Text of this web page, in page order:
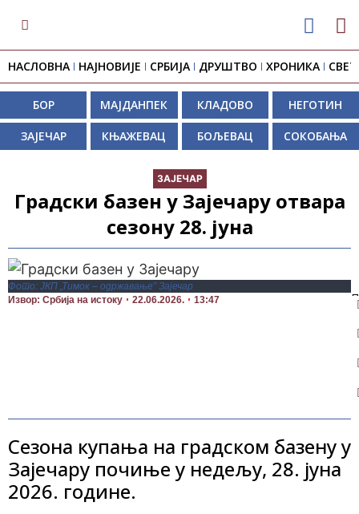
НАСЛОВНА НАЈНОВИЈЕ СРБИЈА ДРУШТВО ХРОНИКА СВЕТ
БОР МАЈДАНПЕК КЛАДОВО НЕГОТИН
ЗАЈЕЧАР КЊАЖЕВАЦ БОЉЕВАЦ СОКОБАЊА
ЗАЈЕЧАР
Градски базен у Зајечару отвара
сезону 28. јуна
Фото: ЈКП „Тимок – одржавање” Зајечар
Извор: Србија на истоку
22.06.2026. 13:47
Сезона купања на градском базену у
Зајечару почиње у недељу, 28. јуна
2026. године.